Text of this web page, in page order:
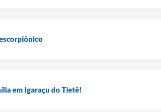
em Igaraçu do Tietê!